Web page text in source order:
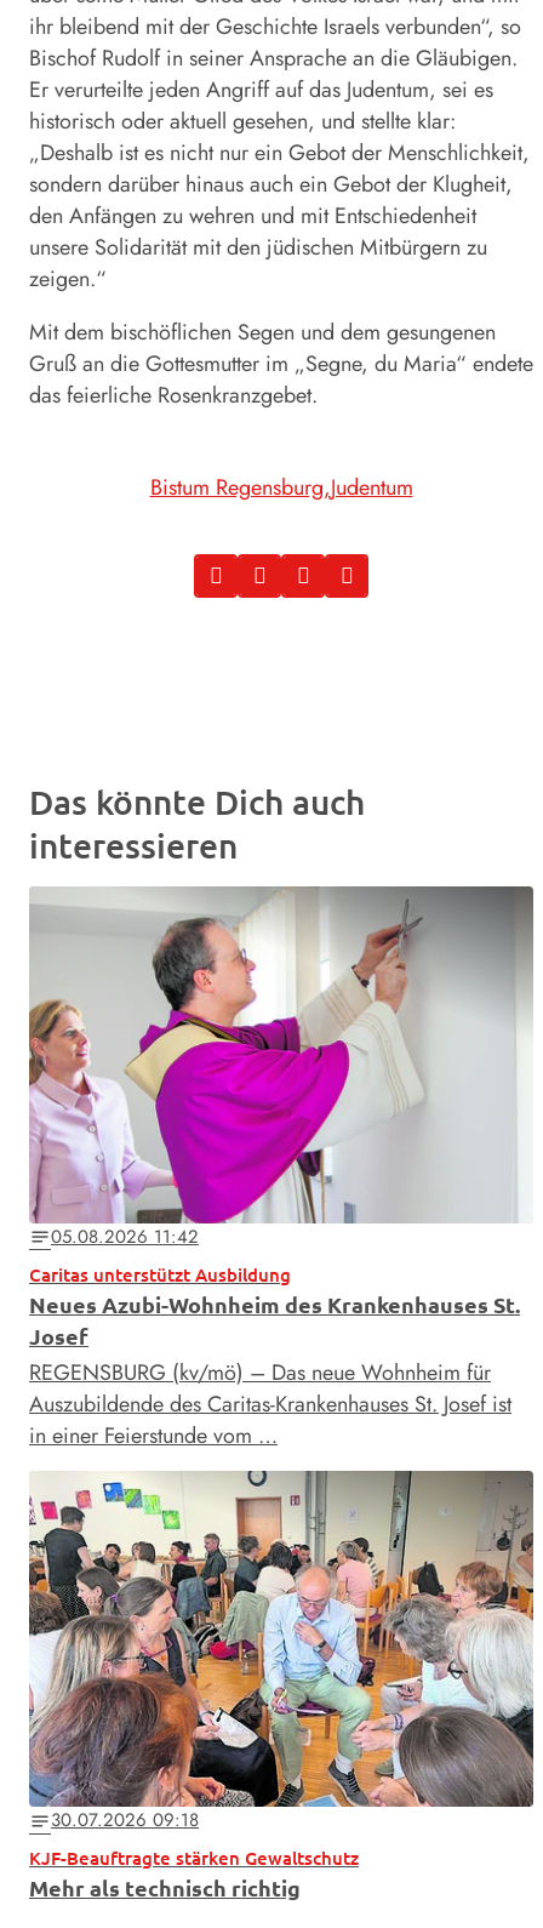
ihr bleibend mit der Geschichte Israels verbunden“, so
Bischof Rudolf in seiner Ansprache an die Gläubigen.
Er verurteilte jeden Angriff auf das Judentum, sei es
historisch oder aktuell gesehen, und stellte klar:
„Deshalb ist es nicht nur ein Gebot der Menschlichkeit,
sondern darüber hinaus auch ein Gebot der Klugheit,
den Anfängen zu wehren und mit Entschiedenheit
unsere Solidarität mit den jüdischen Mitbürgern zu
zeigen.“
Mit dem bischöflichen Segen und dem gesungenen
Gruß an die Gottesmutter im „Segne, du Maria“ endete
das feierliche Rosenkranzgebet.
Bistum Regensburg Judentum
Das könnte Dich auch
interessieren
notes05.08.2026 11:42
Caritas unterstützt Ausbildung
Neues Azubi-Wohnheim des Krankenhauses St.
Josef
REGENSBURG (kv/mö) – Das neue Wohnheim für
Auszubildende des Caritas-Krankenhauses St. Josef ist
in einer Feierstunde vom …
notes30.07.2026 09:18
KJF-Beauftragte stärken Gewaltschutz
Mehr als technisch richtig